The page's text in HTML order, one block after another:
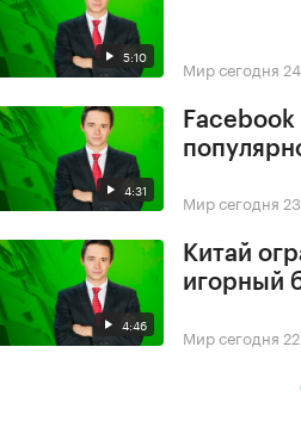
5:10 Мир сегодня
4:31 Мир сегодня
4:46
Китай
игорный
Мир сегодня